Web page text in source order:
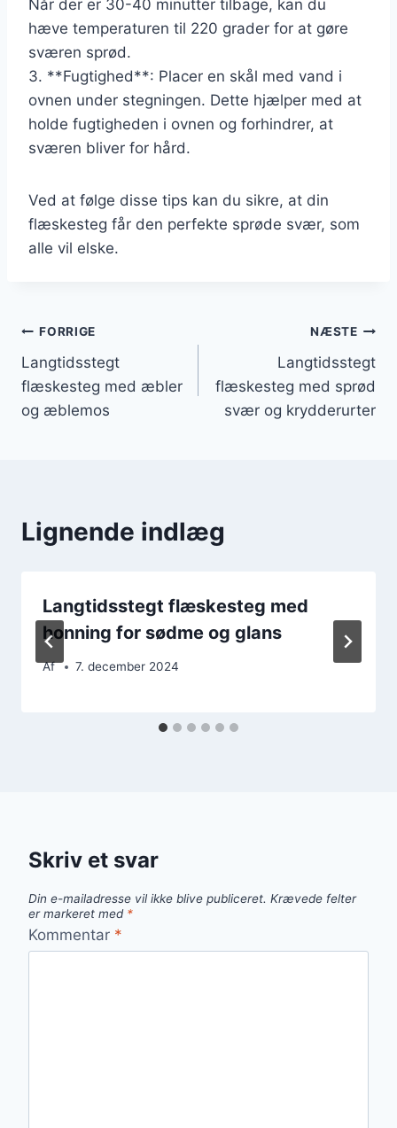
Når der er 30-40 minutter tilbage, kan du
hæve temperaturen til 220 grader for at gøre
sværen sprød.
3. **Fugtighed**: Placer en skål med vand i
ovnen under stegningen. Dette hjælper med at
holde fugtigheden i ovnen og forhindrer, at
sværen bliver for hård.
Ved at følge disse tips kan du sikre, at din
flæskesteg får den perfekte sprøde svær, som
alle vil elske.
Indlægsnavigation
FORRIGE
Langtidsstegt
flæskesteg med æbler
og æblemos
NÆSTE
Langtidsstegt
flæskesteg med sprød
svær og krydderurter
Lignende indlæg
Langtidsstegt flæskesteg med
honning for sødme og glans
Af 7. december 2024
Skriv et svar
Din e-mailadresse vil ikke blive publiceret. Krævede felter
er markeret med *
Kommentar *